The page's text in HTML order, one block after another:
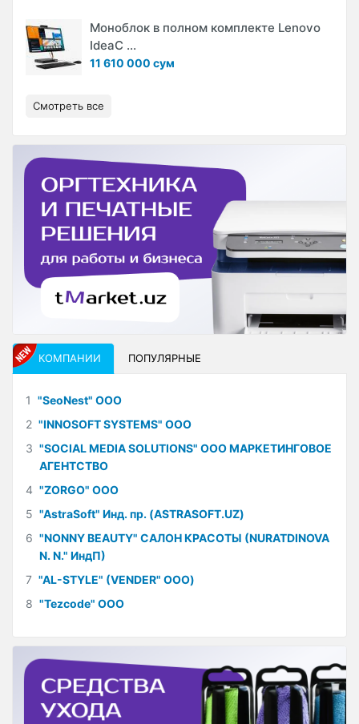
Моноблок в полном комплекте Lenovo
IdeaC ...
11 610 000 сум
Смотреть все
КОМПАНИИ ПОПУЛЯРНЫЕ
1 "SeoNest" ООО
2 "INNOSOFT SYSTEMS" ООО
3 "SOCIAL MEDIA SOLUTIONS" ООО МАРКЕТИНГОВОЕ
АГЕНТСТВО
4 "ZORGO" ООО
5 "AstraSoft" Инд. пр. (ASTRASOFT.UZ)
6 "NONNY BEAUTY" САЛОН КРАСОТЫ (NURATDINOVA
N. N." ИндП)
7 "AL-STYLE" (VENDER" ООО)
8 "Tezcode" ООО